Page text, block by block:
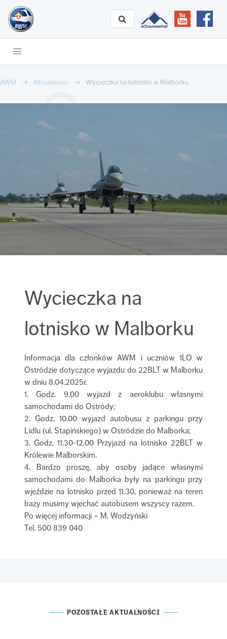
AWM Aktualności Wycieczka na lotnisko w Malborku
Wycieczka na
lotnisko w Malborku
Informacja dla członków AWM i uczniów 1LO w
Ostródzie dotyczące wyjazdu do 22BLT w Malborku
w dniu 8.04.2025r.
1. Godz. 9.00 wyjazd z aeroklubu własnymi
samochodami do Ostródy;
2. Godz. 10.00 wyjazd autobusu z parkingu przy
Lidlu (ul. Stapińskiego) w Ostródzie do Malborka;
3. Godz. 11.30-12.00 Przyjazd na lotnisko 22BLT w
Królewie Malborskim.
4. Bardzo proszę, aby osoby jadące własnymi
samochodami do Malborka były na parkingu przy
wjeździe na lotnisko przed 11.30, ponieważ na teren
bazy musimy wjechać autobusem wszyscy razem.
Po więcej informacji – M. Wodzyński
Tel. 500 839 040
POZOSTAŁE AKTUALNOŚCI